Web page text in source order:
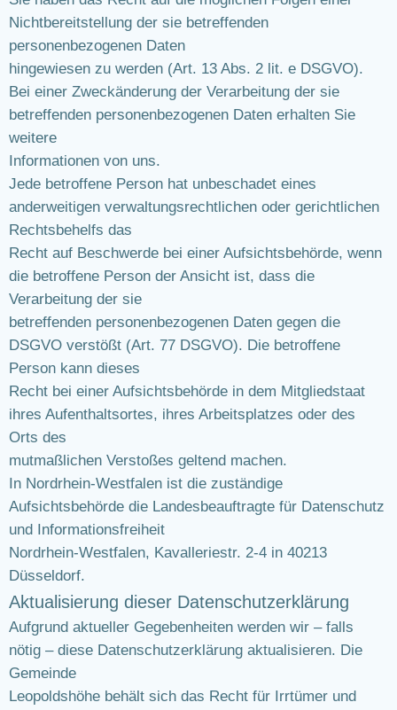
Nichtbereitstellung der sie betreffenden
personenbezogenen Daten
hingewiesen zu werden (Art. 13 Abs. 2 lit. e DSGVO).
Bei einer Zweckänderung der Verarbeitung der sie
betreffenden personenbezogenen Daten erhalten Sie
weitere
Informationen von uns.
Jede betroffene Person hat unbeschadet eines
anderweitigen verwaltungsrechtlichen oder gerichtlichen
Rechtsbehelfs das
Recht auf Beschwerde bei einer Aufsichtsbehörde, wenn
die betroffene Person der Ansicht ist, dass die
Verarbeitung der sie
betreffenden personenbezogenen Daten gegen die
DSGVO verstößt (Art. 77 DSGVO). Die betroffene
Person kann dieses
Recht bei einer Aufsichtsbehörde in dem Mitgliedstaat
ihres Aufenthaltsortes, ihres Arbeitsplatzes oder des
Orts des
mutmaßlichen Verstoßes geltend machen.
In Nordrhein-Westfalen ist die zuständige
Aufsichtsbehörde die Landesbeauftragte für Datenschutz
und Informationsfreiheit
Nordrhein-Westfalen, Kavalleriestr. 2-4 in 40213
Düsseldorf.
Aktualisierung dieser Datenschutzerklärung
Aufgrund aktueller Gegebenheiten werden wir – falls
nötig – diese Datenschutzerklärung aktualisieren. Die
Gemeinde
Leopoldshöhe behält sich das Recht für Irrtümer und